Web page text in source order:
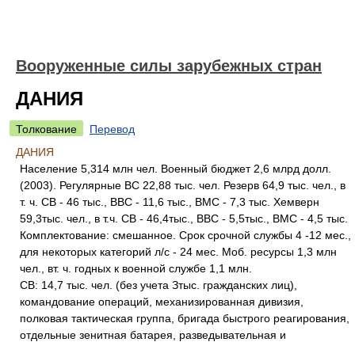
Вооруженные силы зарубежных стран
ДАНИЯ
Толкование
Перевод
ДАНИЯ
Население 5,314 млн чел. Военный бюджет 2,6 млрд долл.
(2003). Регулярные ВС 22,88 тыс. чел. Резерв 64,9 тыс. чел., в
т. ч. СВ - 46 тыс., ВВС - 11,6 тыс., ВМС - 7,3 тыс. Хемверн
59,3тыс. чел., в т.ч. СВ - 46,4тыс., ВВС - 5,5тыс., ВМС - 4,5 тыс.
Комплектование: смешанное. Срок срочной службы 4 -12 мес.,
для некоторых категорий л/с - 24 мес. Моб. ресурсы 1,3 млн
чел., вт. ч. годных к военной службе 1,1 млн.
СВ: 14,7 тыс. чел. (без учета Зтыс. гражданских лиц),
командование операций, механизированная дивизия,
полковая тактическая группа, бригада быстрого реагирования,
отдельные зенитная батарея, разведывательная и